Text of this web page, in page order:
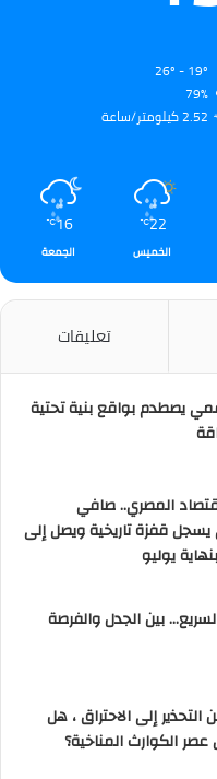
79%
2.52 كيلومتر/ساعة
22
℃
الخميس
16
℃
الجمعة
تعليقات
يصطدم بواقع بنية تحتية
المصري.. صافي
يسجل قفزة تاريخية ويصل إلى
بين الجدل والفرصة
التحذير إلى الاحتراق ، هل
الكوارث المناخية؟